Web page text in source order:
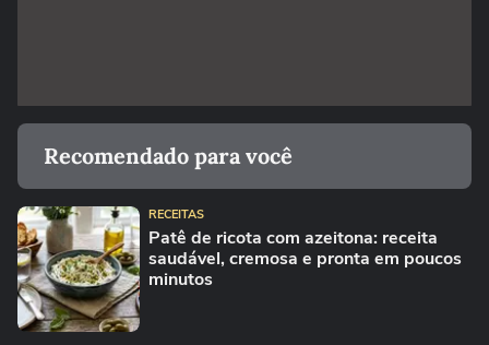
Recomendado para você
RECEITAS
Patê de ricota com azeitona: receita
saudável, cremosa e pronta em poucos
minutos